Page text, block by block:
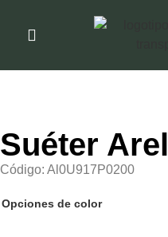
Suéter Arel
Código: Al0U917P0200
Opciones de color